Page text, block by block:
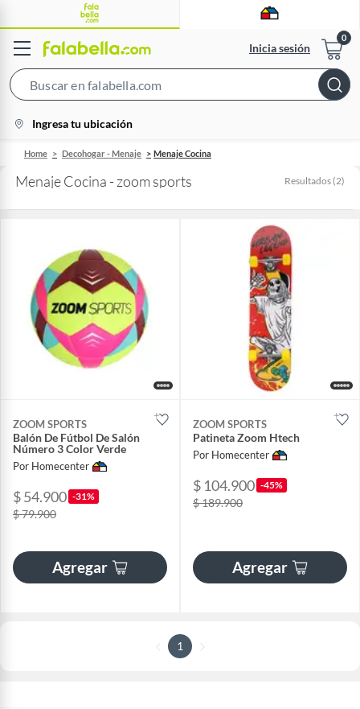
Inicia sesión
Bar
location-
icon
Ingresa tu ubicación
Home Decohogar - Menaje Menaje Cocina
Menaje Cocina - zoom sports Resultados (2)
ZOOM SPORTS
Balón De Fútbol De Salón
Número 3 Color Verde
Por Homecenter
$ 54.900 -31%
$ 79.900
Agregar
ZOOM SPORTS
Patineta Zoom Htech
Por Homecenter
$ 104.900 -45%
$ 189.900
Agregar
1